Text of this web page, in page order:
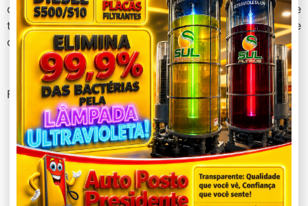
cidadão procure imediatamente a polícia, munido de
todas as provas possíveis, e registre um boletim de
ocorrência.
Fonte: Agência Brasil